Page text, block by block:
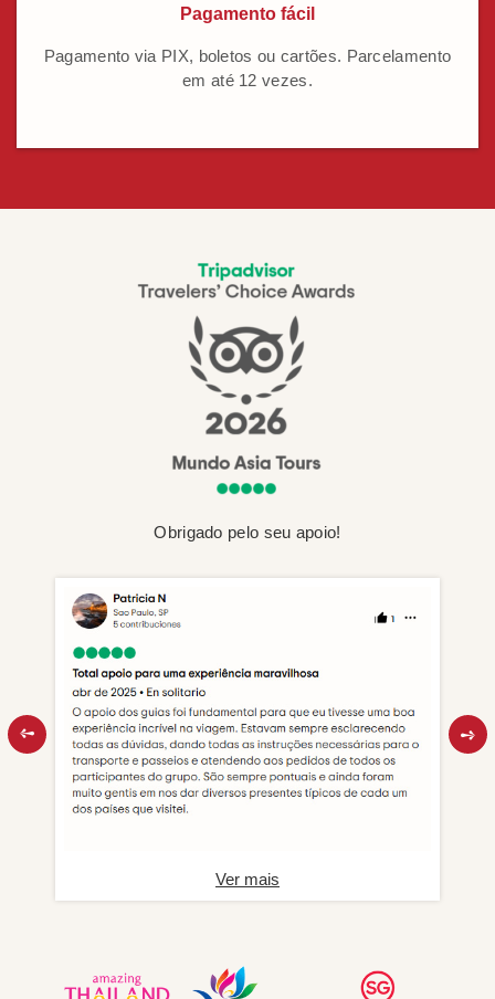
Pagamento fácil
Pagamento via PIX, boletos ou cartões. Parcelamento
em até 12 vezes.
Obrigado pelo seu apoio!
Ver mais